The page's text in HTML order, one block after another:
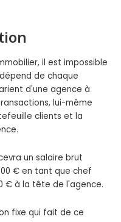
il est impossible
de chaque
d'une agence à
lui-même
clients et la
un salaire brut
€ en tant que chef
€ à la tête de l'agence.
fixe qui fait de ce